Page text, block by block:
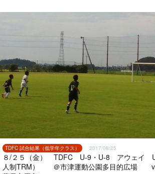
TDFC 試合結果（低学年クラス） 2017/08/25
８/２５（金） TDFC U-9・U-8 アウェイ
人制TRM） ＠市津運動公園多目的広場